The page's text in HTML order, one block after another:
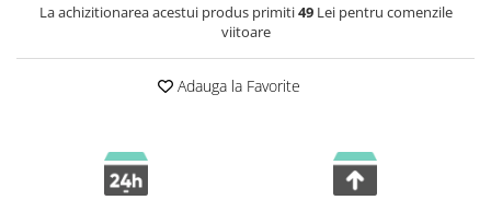
La achizitionarea acestui produs primiti49Lei pentru comenzile
viitoare
Adauga la Favorite